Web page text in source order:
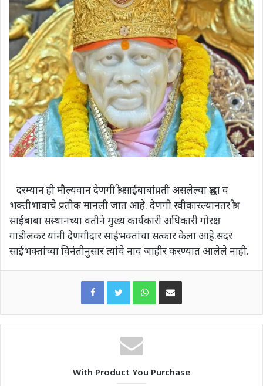
दरम्यान ही मौल्यवान देणगी श्री साईबाबांप्रती असलेल्या श्रद्धा व
भक्तीभावाचे प्रतीक मानली जात आहे. देणगी स्वीकारल्यानंतर श्री
साईबाबा संस्थानच्या वतीने मुख्य कार्यकारी अधिकारी गोरक्ष
गाडीलकर यांनी देणगीदार साईभक्तांचा सत्कार केला आहे.सदर
साईभक्तांच्या विनंतीनुसार त्यांचे नाव जाहीर करण्यात आलेले नाही.
WhatsAppShare via Email
With Product You Purchase